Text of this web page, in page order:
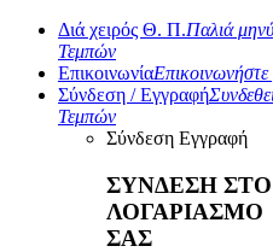
Διά χειρός Θ. Π.Παλιά
Τεμπών
Επικοινωνία
Σύνδεση / Εγγραφή
Τεμπών
Σύνδεση Εγγραφή
ΣΥΝΔΕΣΗ ΣΤΟ
ΛΟΓΑΡΙΑΣΜΟ
ΣΑΣ